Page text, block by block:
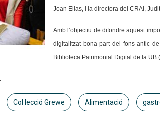
Joan Elias, i la directora del CRAI,
Amb l’objectiu de difondre aquest
digitalitzat bona part del fons antic
Biblioteca Patrimonial Digital de la UB (
.
Col·lecció Grewe Alimentació